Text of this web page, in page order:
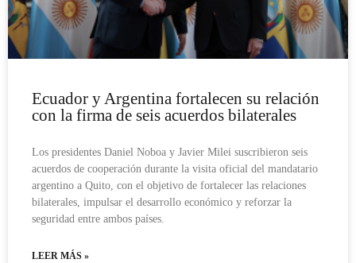
Ecuador y Argentina fortalecen su relación
con la firma de seis acuerdos bilaterales
Los presidentes Daniel Noboa y Javier Milei suscribieron seis
acuerdos de cooperación durante la visita oficial del mandatario
argentino a Quito, con el objetivo de fortalecer las relaciones
bilaterales, impulsar el desarrollo económico y reforzar la
seguridad entre ambos países.
LEER MÁS »